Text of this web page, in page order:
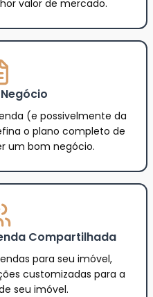
valor de mercado.
(e possivelmente da
o plano completo de
um bom negócio.
Compartilhada
para seu imóvel,
customizadas para a
seu imóvel.